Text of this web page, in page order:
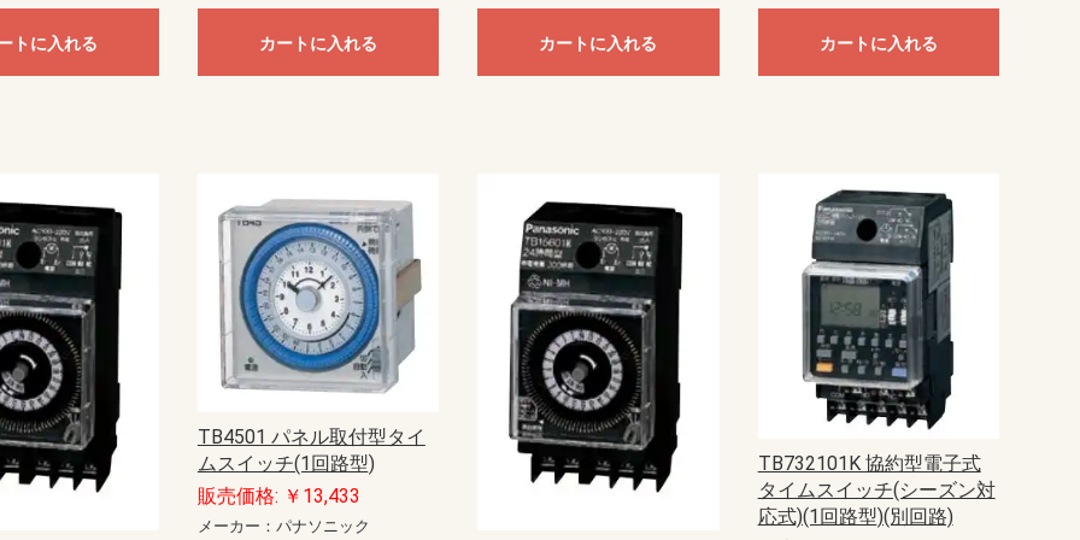
トに入れる カートに入れる カートに入れる カートに入れる
TB4501 パネル取付型タイ
ムスイッチ(1回路型)
販売価格: ￥13,433
メーカー：パナソニック
TB732101K 協約型電子式
タイムスイッチ(シーズン対
応式)(1回路型)(別回路)